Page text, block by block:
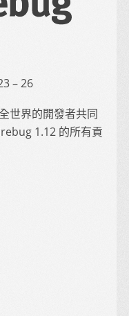
– 26
世界的開發者共同
1.12 的所有貢